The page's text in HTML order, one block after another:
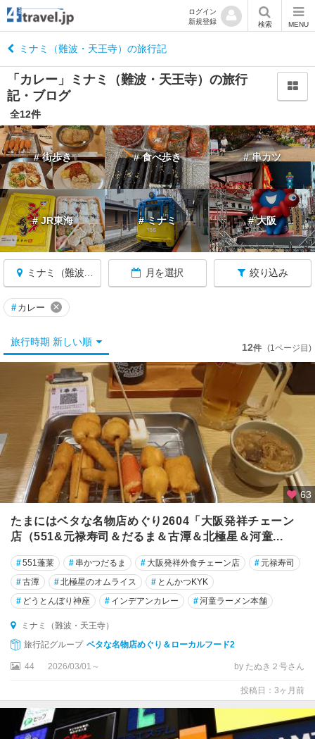
ログイン
新規登録
検索 MENU
ミナミ（難波・天王寺）の旅行記
「カレー」ミナミ（難波・天王寺）の旅行
記・ブログ
全12件
# 街歩き # 食べ歩き # 串カツ
# JR東海 # ミナミ # 大阪
ミナミ（難波・天王寺） 月を選択 絞り込み
大
阪
へ
戻
る
大
阪
す
て
大
市
・
梅
田
鶴
見
・
城
東
住
吉
平
新
大
# カレー ×
旅行時期 新しい順 12件 (1ページ目)
63
たまにはベタな名物店めぐり2604「大阪発祥チェーン
店（551&元禄寿司＆だるま＆古潭＆北極星＆河童...
#551蓬莱 # 串かつだるま # 大阪発祥外食チェーン店 #元禄寿司
#古潭 #北極星のオムライス # とんかつKYK
# どうとんぼり神座 # インデアンカレー #河童ラーメン本舗
ミナミ（難波・天王寺）
旅行記グループ ベタな名物店めぐり＆ローカルフード2
44 2026/03/01～ by たぬき２号さん
投稿日：3ヶ月前